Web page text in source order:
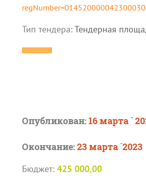
Тип тендера:Тендерная
Опубликован:16 марта `
Окончание:23 марта `2023
Бюджет: 425 000,00